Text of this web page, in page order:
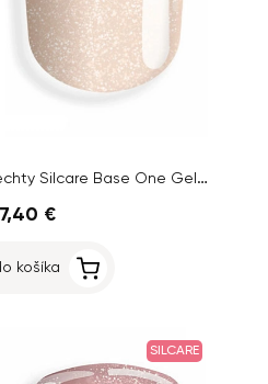
UV stavebný gél na nechty Silcare Base One Gel – Shimmer Natural Beige, 50g
€
košíka
SILCARE